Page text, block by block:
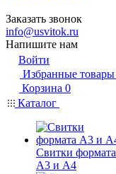
Заказать звонок
info@usvitok.ru
Напишите нам
Войти
Избранные товары
Корзина 0
Каталог
Свитки формата
А3 и А4